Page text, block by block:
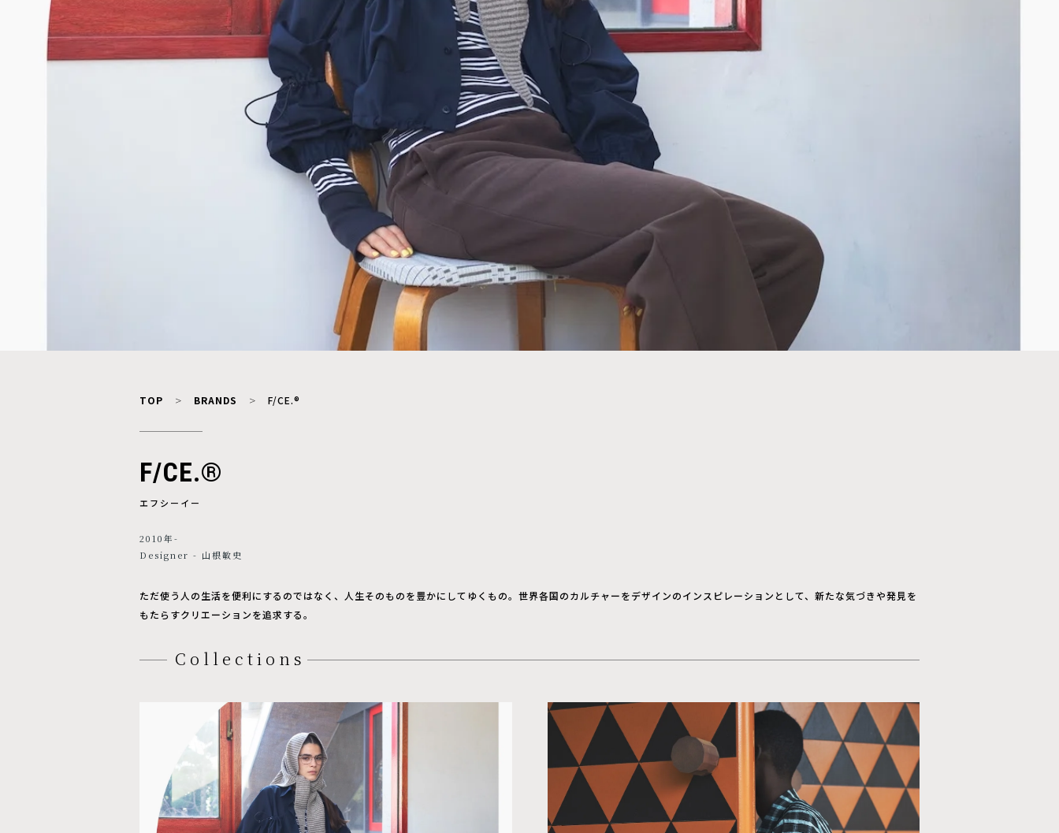
TOP BRANDS F/CE.®
F/CE.®
エフシーイー
2010年-
Designer - 山根敏史
ただ使う人の生活を便利にするのではなく、人生そのものを豊かにしてゆくもの。世界各国のカルチャーをデザインのインスピレーションとして、新たな気づきや発見を
もたらすクリエーションを追求する。
Collections